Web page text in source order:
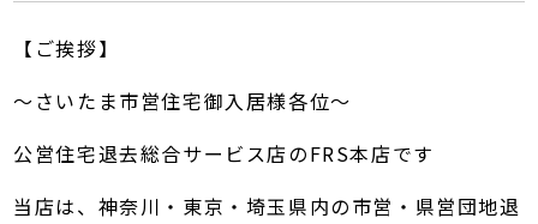
【ご挨拶】
～さいたま市営住宅御入居様各位～
公営住宅退去総合サービス店のFRS本店です
当店は、神奈川・東京・埼玉県内の市営・県営団地退